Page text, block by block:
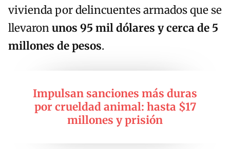
vivienda por delincuentes armados que se
llevaronunos 95 mil dólares y cerca de 5
millones de pesos.
Impulsan sanciones más duras
por crueldad animal: hasta $17
millones y prisión